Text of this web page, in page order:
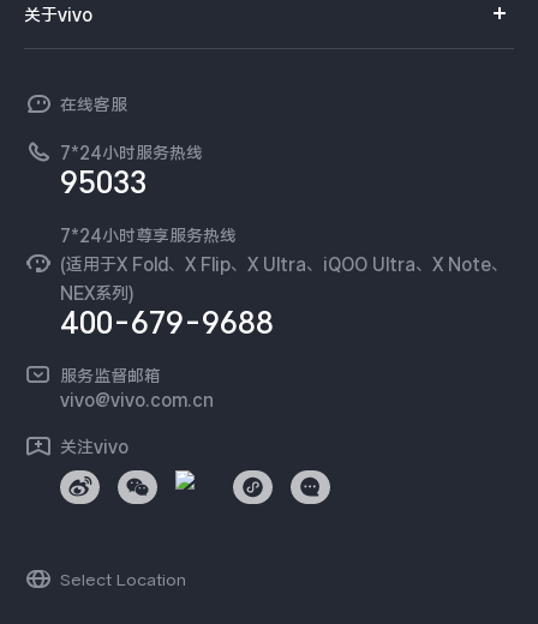
T系列
NEX系列
订单查询
查找手机
环保回收
安全公告
服务隐私政策
Log还原LUTs下载
vivo 办公套件
开放平台
vivo 企业业务
廉正合规
国补营业执照
无线电发射设备销售备案
关于vivo
工作机会
新闻资讯
可持续发展
vivo 蔡司影像
开发者社区
在线客服
7*24小时服务热线
95033
7*24小时尊享服务热线
(适用于X Fold、X Flip、X Ultra、iQOO Ultra、X Note、
NEX系列)
400-679-9688
服务监督邮箱
vivo@vivo.com.cn
关注vivo
Select Location